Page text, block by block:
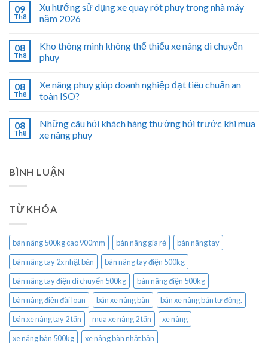
09
Th8
Xu hướng sử dụng xe quay rót phuy trong nhà máy
năm 2026
08
Th8
Kho thông minh không thể thiếu xe nâng di chuyển
phuy
08
Th8
Xe nâng phuy giúp doanh nghiệp đạt tiêu chuẩn an
toàn ISO?
08
Th8
Những câu hỏi khách hàng thường hỏi trước khi mua
xe nâng phuy
BÌNH LUẬN
TỪ KHÓA
bàn nâng 500kg cao 900mm bàn nâng gía rẻ
bàn nâng tay
bàn nâng tay 2x nhật bản
bàn nâng tay điện 500kg
bàn nâng tay điện di chuyển 500kg
bàn nâng điện 500kg
bàn nâng điện đài loan
bán xe nâng bàn
bán xe nâng bán tự động.
bán xe nâng tay 2 tấn
mua xe nâng 2 tấn
xe nâng
xe nâng bàn 500kg
xe nâng bàn nhật bản